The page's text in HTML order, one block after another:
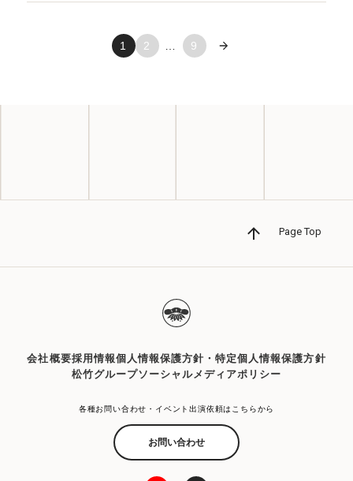
1 2 9 次へ »
Page Top
会社概要採用情報個人情報保護方針・特定個人情報保護方針
松竹グループソーシャルメディアポリシー
各種お問い合わせ・イベント出演依頼はこちらから
お問い合わせ